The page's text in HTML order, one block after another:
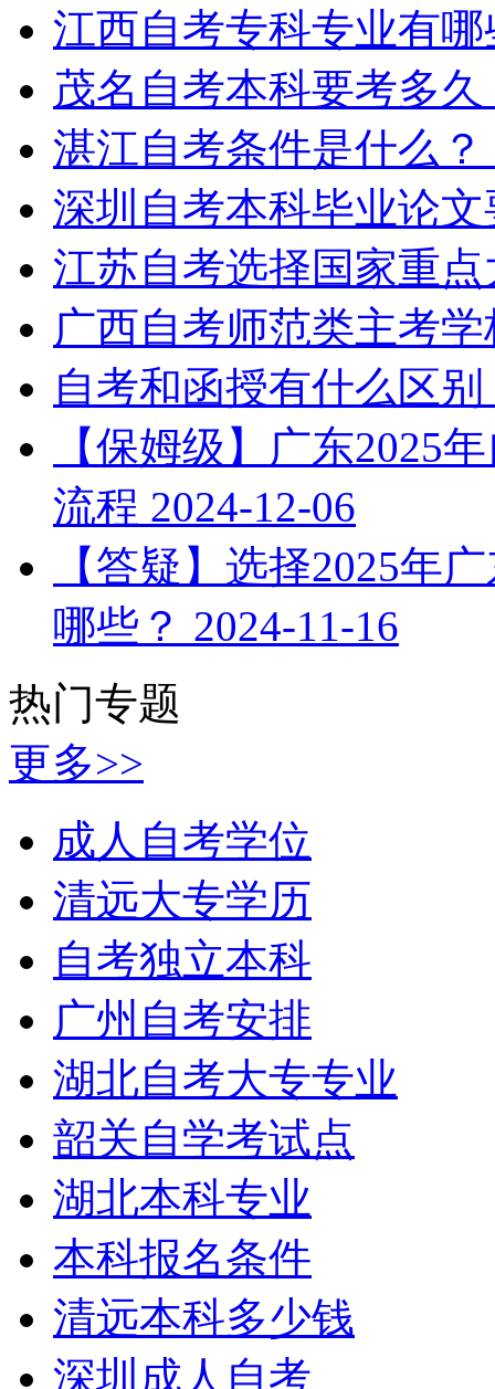
江西自考专科专业有哪
茂名自考本科要考多久
湛江自考条件是什么？
深圳自考本科毕业论
江苏自考选择国家重
广西自考师范类主考
自考和函授有什么区别
【保姆级】广东2025
流程 2024-12-06
【答疑】选择2025年
哪些？ 2024-11-16
热门专题
更多>>
成人自考学位
清远大专学历
自考独立本科
广州自考安排
湖北自考大专专业
韶关自学考试点
湖北本科专业
本科报名条件
清远本科多少钱
深圳成人自考